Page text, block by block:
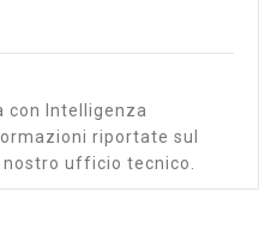
con Intelligenza
riportate sul
ufficio tecnico.